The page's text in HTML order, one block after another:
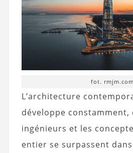
fot. rmjm.com
L’architecture
développe constamment,
ingénieurs et les
entier se surpassent